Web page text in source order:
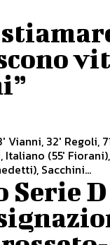
Vianni, 32' Regoli,
Italiano (55'
Sacchini...
Serie D